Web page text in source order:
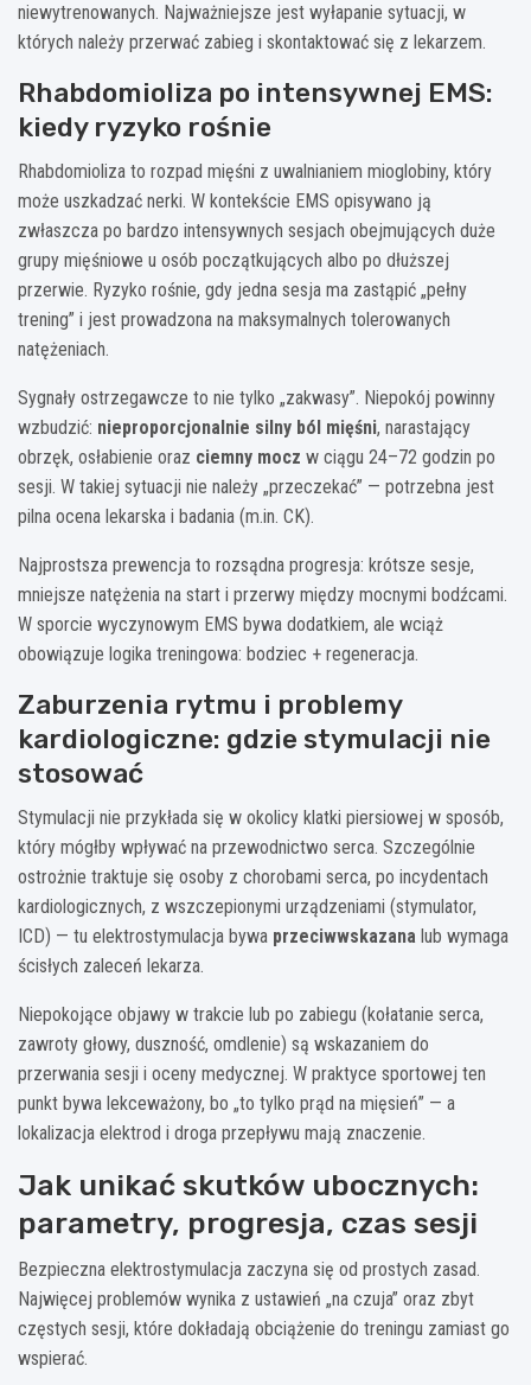
niewytrenowanych. Najważniejsze jest wyłapanie sytuacji, w
których należy przerwać zabieg i skontaktować się z lekarzem.
Rhabdomioliza po intensywnej EMS:
kiedy ryzyko rośnie
Rhabdomioliza to rozpad mięśni z uwalnianiem mioglobiny, który
może uszkadzać nerki. W kontekście EMS opisywano ją
zwłaszcza po bardzo intensywnych sesjach obejmujących duże
grupy mięśniowe u osób początkujących albo po dłuższej
przerwie. Ryzyko rośnie, gdy jedna sesja ma zastąpić „pełny
trening” i jest prowadzona na maksymalnych tolerowanych
natężeniach.
Sygnały ostrzegawcze to nie tylko „zakwasy”. Niepokój powinny
wzbudzić: nieproporcjonalnie silny ból mięśni, narastający
obrzęk, osłabienie oraz ciemny mocz w ciągu 24–72 godzin po
sesji. W takiej sytuacji nie należy „przeczekać” — potrzebna jest
pilna ocena lekarska i badania (m.in. CK).
Najprostsza prewencja to rozsądna progresja: krótsze sesje,
mniejsze natężenia na start i przerwy między mocnymi bodźcami.
W sporcie wyczynowym EMS bywa dodatkiem, ale wciąż
obowiązuje logika treningowa: bodziec + regeneracja.
Zaburzenia rytmu i problemy
kardiologiczne: gdzie stymulacji nie
stosować
Stymulacji nie przykłada się w okolicy klatki piersiowej w sposób,
który mógłby wpływać na przewodnictwo serca. Szczególnie
ostrożnie traktuje się osoby z chorobami serca, po incydentach
kardiologicznych, z wszczepionymi urządzeniami (stymulator,
ICD) — tu elektrostymulacja bywa przeciwwskazana lub wymaga
ścisłych zaleceń lekarza.
Niepokojące objawy w trakcie lub po zabiegu (kołatanie serca,
zawroty głowy, duszność, omdlenie) są wskazaniem do
przerwania sesji i oceny medycznej. W praktyce sportowej ten
punkt bywa lekceważony, bo „to tylko prąd na mięsień” — a
lokalizacja elektrod i droga przepływu mają znaczenie.
Jak unikać skutków ubocznych:
parametry, progresja, czas sesji
Bezpieczna elektrostymulacja zaczyna się od prostych zasad.
Najwięcej problemów wynika z ustawień „na czuja” oraz zbyt
częstych sesji, które dokładają obciążenie do treningu zamiast go
wspierać.